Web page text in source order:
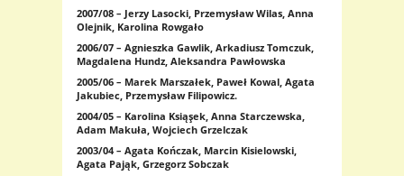
2007/08 – Jerzy Lasocki, Przemysław Wilas, Anna
Olejnik, Karolina Rowgało
2006/07 – Agnieszka Gawlik, Arkadiusz Tomczuk,
Magdalena Hundz, Aleksandra Pawłowska
2005/06 – Marek Marszałek, Paweł Kowal, Agata
Jakubiec, Przemysław Filipowicz.
2004/05 – Karolina Ksiąşek, Anna Starczewska,
Adam Makuła, Wojciech Grzelczak
2003/04 – Agata Kończak, Marcin Kisielowski,
Agata Pająk, Grzegorz Sobczak